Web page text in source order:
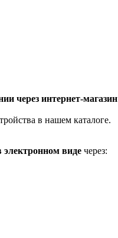
через интернет-магазин
в нашем каталоге.
электронном виде через: